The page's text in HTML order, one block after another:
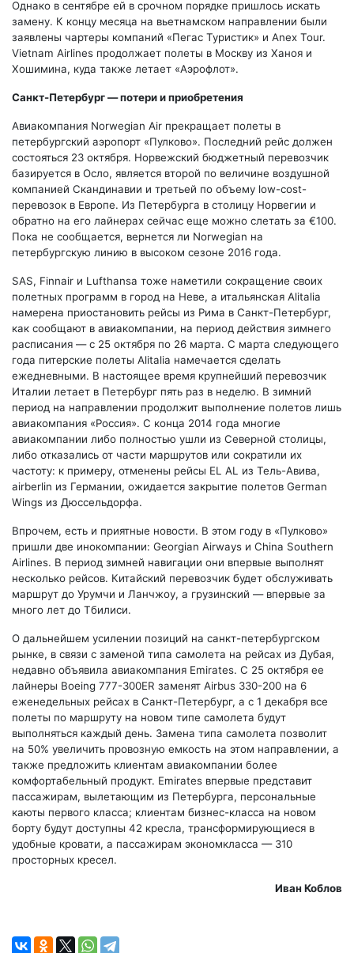
Однако в сентябре ей в срочном порядке пришлось искать
замену. К концу месяца на вьетнамском направлении были
заявлены чартеры компаний «Пегас Туристик» и Anex Tour.
Vietnam Airlines продолжает полеты в Москву из Ханоя и
Хошимина, куда также летает «Аэрофлот».
Санкт-Петербург — потери и приобретения
Авиакомпания Norwegian Air прекращает полеты в
петербургский аэропорт «Пулково». Последний рейс должен
состояться 23 октября. Норвежский бюджетный перевозчик
базируется в Осло, является второй по величине воздушной
компанией Скандинавии и третьей по объему low-cost-
перевозок в Европе. Из Петербурга в столицу Норвегии и
обратно на его лайнерах сейчас еще можно слетать за €100.
Пока не сообщается, вернется ли Norwegian на
петербургскую линию в высоком сезоне 2016 года.
SAS, Finnair и Lufthansa тоже наметили сокращение своих
полетных программ в город на Неве, а итальянская Alitalia
намерена приостановить рейсы из Рима в Санкт-Петербург,
как сообщают в авиакомпании, на период действия зимнего
расписания — с 25 октября по 26 марта. С марта следующего
года питерские полеты Alitalia намечается сделать
ежедневными. В настоящее время крупнейший перевозчик
Италии летает в Петербург пять раз в неделю. В зимний
период на направлении продолжит выполнение полетов лишь
авиакомпания «Россия». С конца 2014 года многие
авиакомпании либо полностью ушли из Северной столицы,
либо отказались от части маршрутов или сократили их
частоту: к примеру, отменены рейсы EL AL из Тель-Авива,
airberlin из Германии, ожидается закрытие полетов German
Wings из Дюссельдорфа.
Впрочем, есть и приятные новости. В этом году в «Пулково»
пришли две инокомпании: Georgian Airways и China Southern
Airlines. В период зимней навигации они впервые выполнят
несколько рейсов. Китайский перевозчик будет обслуживать
маршрут до Урумчи и Ланчжоу, а грузинский — впервые за
много лет до Тбилиси.
О дальнейшем усилении позиций на санкт-петербургском
рынке, в связи с заменой типа самолета на рейсах из Дубая,
недавно объявила авиакомпания Emirates. С 25 октября ее
лайнеры Boeing 777-300ER заменят Airbus 330-200 на 6
еженедельных рейсах в Санкт-Петербург, а с 1 декабря все
полеты по маршруту на новом типе самолета будут
выполняться каждый день. Замена типа самолета позволит
на 50% увеличить провозную емкость на этом направлении, а
также предложить клиентам авиакомпании более
комфортабельный продукт. Emirates впервые представит
пассажирам, вылетающим из Петербурга, персональные
каюты первого класса; клиентам бизнес-класса на новом
борту будут доступны 42 кресла, трансформирующиеся в
удобные кровати, а пассажирам экономкласса — 310
просторных кресел.
Иван Коблов